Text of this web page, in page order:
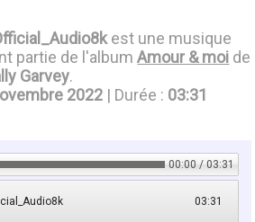
est une musique
partie de l'albumAmour & moi de
Garvey.
2022 | Durée : 03:31
00:00 / 03:31
03:31